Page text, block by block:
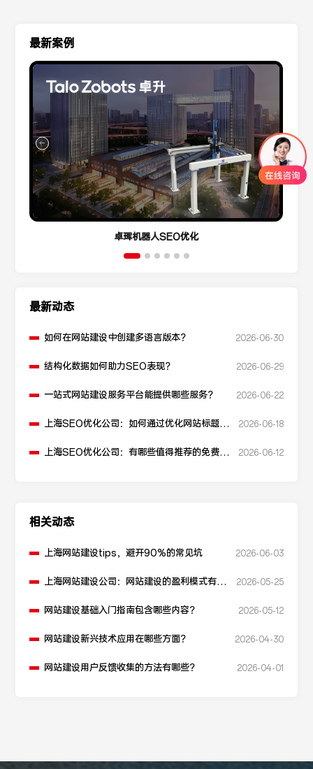
最新案例
卓珲机器人SEO优化
最新动态
如何在网站建设中创建多语言版本？ 2026-06-30
结构化数据如何助力SEO表现？ 2026-06-29
一站式网站建设服务平台能提供哪些服务？ 2026-06-22
上海SEO优化公司：如何通过优化网站标题提
2026-06-18
上海SEO优化公司：有哪些值得推荐的免费
2026-06-12
相关动态
上海网站建设tips，避开90%的常见坑 2026-06-03
上海网站建设公司：网站建设的盈利模式有哪
2026-05-25
网站建设基础入门指南包含哪些内容？ 2026-05-12
网站建设新兴技术应用在哪些方面？ 2026-04-30
网站建设用户反馈收集的方法有哪些？ 2026-04-01